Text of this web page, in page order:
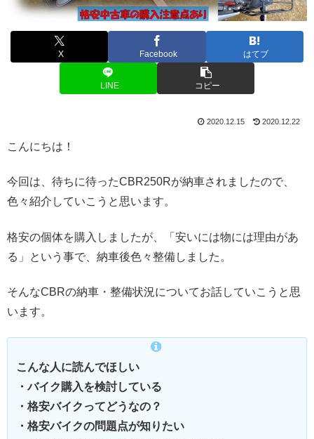
X Facebook はてブ
LINE コピー
2020.12.15 2020.12.22
こんにちは！
今回は、待ちに待ったCBR250Rが納車されましたので、
色々紹介していこうと思います。
格安の個体を購入しましたが、「安いには物には理由があ
る」という事で、納車後色々整備しました。
そんなCBRの納車・整備状況についてお話していこうと思
います。
こんな人に読んでほしい
・バイク購入を検討している
・格安バイクってどうなの？
・格安バイクの問題点が知りたい